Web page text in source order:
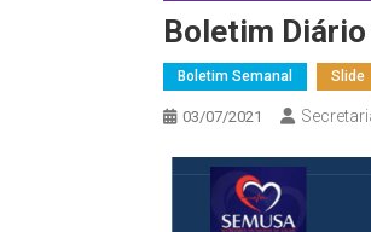
Boletim
Boletim Semanal Slide
03/07/2021